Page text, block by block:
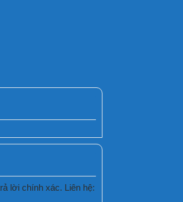
lời chính xác. Liên hệ: